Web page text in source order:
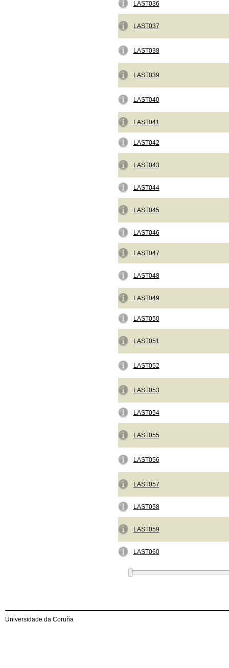
LAST036
LAST037
LAST038
LAST039
LAST040
LAST041
LAST042
LAST043
LAST044
LAST045
LAST046
LAST047
LAST048
LAST049
LAST050
LAST051
LAST052
LAST053
LAST054
LAST055
LAST056
LAST057
LAST058
LAST059
LAST060
Universidade da Coruña